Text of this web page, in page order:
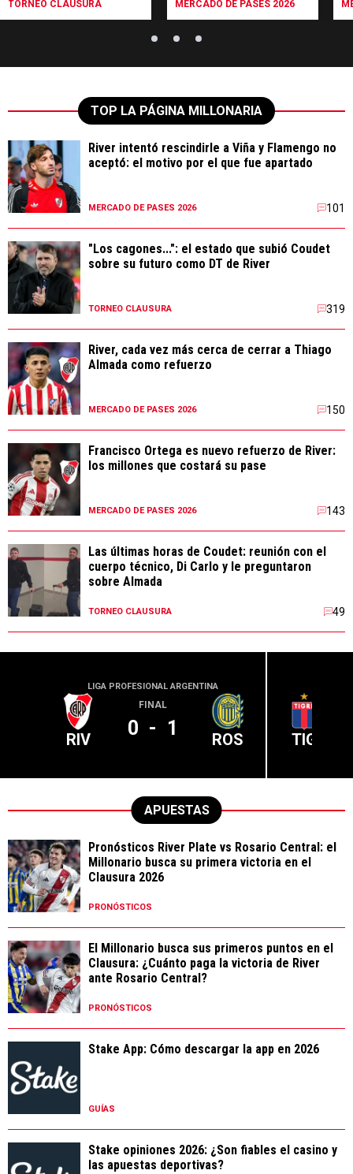
TORNEO CLAUSURA MERCADO DE PASES 2026
TOP LA PÁGINA MILLONARIA
River intentó rescindirle a Viña y Flamengo no
aceptó: el motivo por el que fue apartado
MERCADO DE PASES 2026 101
"Los cagones...": el estado que subió Coudet
sobre su futuro como DT de River
TORNEO CLAUSURA 319
River, cada vez más cerca de cerrar a Thiago
Almada como refuerzo
MERCADO DE PASES 2026 150
Francisco Ortega es nuevo refuerzo de River:
los millones que costará su pase
MERCADO DE PASES 2026 143
Las últimas horas de Coudet: reunión con el
cuerpo técnico, Di Carlo y le preguntaron
sobre Almada
TORNEO CLAUSURA 49
LIGA PROFESIONAL ARGENTINA
RIV
FINAL
0 - 1 ROS TIG
APUESTAS
Pronósticos River Plate vs Rosario Central: el
Millonario busca su primera victoria en el
Clausura 2026
PRONÓSTICOS
El Millonario busca sus primeros puntos en el
Clausura: ¿Cuánto paga la victoria de River
ante Rosario Central?
PRONÓSTICOS
Stake App: Cómo descargar la app en 2026
GUÍAS
Stake opiniones 2026: ¿Son fiables el casino y
las apuestas deportivas?